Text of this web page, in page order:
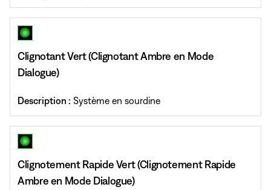
Clignotant Vert (Clignotant Ambre en Mode
Dialogue)
Description : Système en sourdine
Clignotement Rapide Vert (Clignotement Rapide
Ambre en Mode Dialogue)